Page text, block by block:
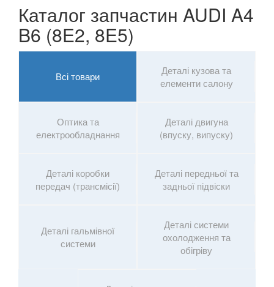
Каталог запчастин AUDI A4
B6 (8E2, 8E5)
Всі товари
Деталі кузова та
елементи салону
Оптика та
електрообладнання
Деталі двигуна
(впуску, випуску)
Деталі коробки
передач (трансмісії)
Деталі передньої та
задньої підвіски
Деталі гальмівної
системи
Деталі системи
охолодження та
обігріву